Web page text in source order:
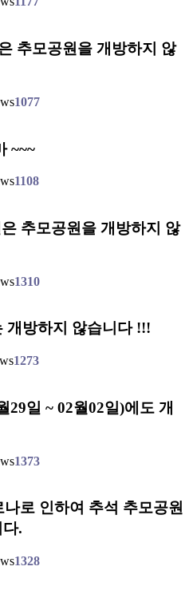
추모공원을 개방하지 않
1077
~~~
1108
추모공원을 개방하지 않
1310
개방하지 않습니다 !!!
1273
29일 ~ 02월02일)에도 개
1373
로 인하여 추석 추모공원
.
1328